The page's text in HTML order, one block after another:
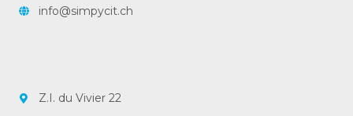
info@simpycit.ch
Z.I. du Vivier 22